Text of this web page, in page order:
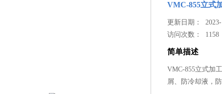
VMC-855立式
更新日期： 2023-
访问次数： 1158
简单描述
VMC-855立式加
屑、防冷却液，